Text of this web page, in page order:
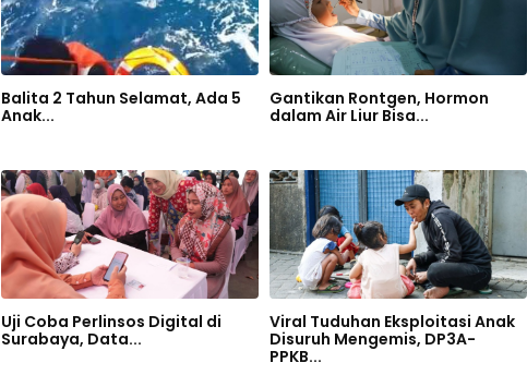
Balita 2 Tahun Selamat, Ada 5
Anak...
Gantikan Rontgen, Hormon
dalam Air Liur Bisa...
Uji Coba Perlinsos Digital di
Surabaya, Data...
Viral Tuduhan Eksploitasi Anak
Disuruh Mengemis, DP3A-
PPKB...